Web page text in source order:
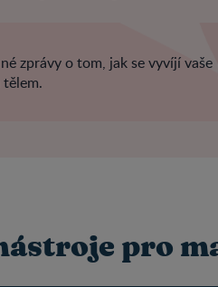
zprávy o tom, jak se vyvíjí vaše
tělem.
pro